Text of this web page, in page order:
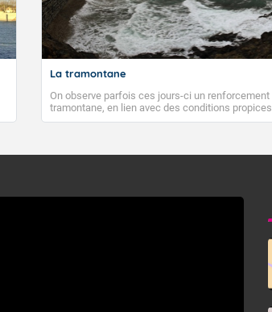
La tramontane
On observe parfois ces jours-ci un renforcement
tramontane, en lien avec des conditions
de forêt. Mais qu'est-ce que la tramontane ?
à nord-ouest, dans un secteur qui part du